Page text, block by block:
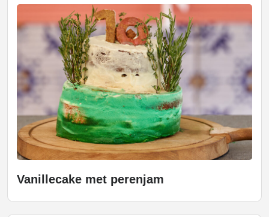
Vanillecake met perenjam